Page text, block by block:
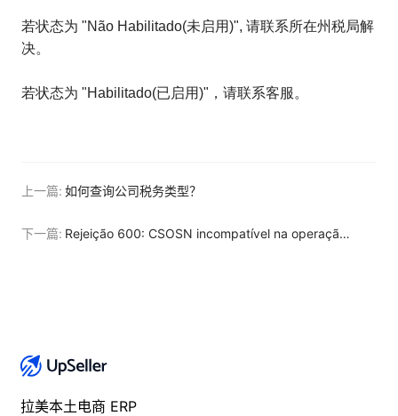
若状态为 "Não Habilitado(未启用)", 请联系所在州税局解
决。
若状态为 "Habilitado(已启用)"，请联系客服。
上一篇: 如何查询公司税务类型？
下一篇: Rejeição 600: CSOSN incompatível na operação com Não Contribuinte [nItem: X] — 如何解决？
拉美本土电商 ERP